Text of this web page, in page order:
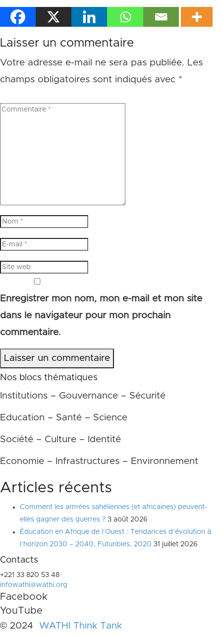
Laisser un commentaire
Votre adresse e-mail ne sera pas publiée. Les
champs obligatoires sont indiqués avec *
Enregistrer mon nom, mon e-mail et mon site
dans le navigateur pour mon prochain
commentaire.
Laisser un commentaire
Nos blocs thématiques
Institutions – Gouvernance – Sécurité
Education – Santé – Science
Société – Culture – Identité
Economie – Infrastructures – Environnement
Articles récents
Comment les armées sahéliennes (et africaines) peuvent-
elles gagner des guerres ? 3 août 2026
Éducation en Afrique de l’Ouest : Tendances d’évolution à
l’horizon 2030 – 2040, Futuribles, 2020 31 juillet 2026
Contacts
+221 33 820 53 48
infowathi@wathi.org
Facebook
YouTube
© 2024 WATHI Think Tank